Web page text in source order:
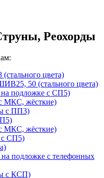
Реохорды
цвета)
50 (стального цвета)
подложке с СП5)
МКС, жёсткие)
с ПП3)
МКС, жёсткие)
СП5)
подложке с телефонных
с КСП)